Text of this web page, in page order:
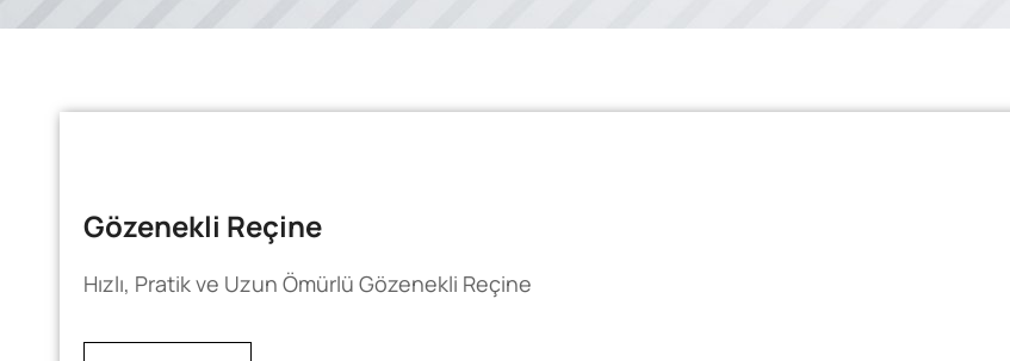
Gözenekli Reçine
Hızlı, Pratik ve Uzun Ömürlü Gözenekli Reçine